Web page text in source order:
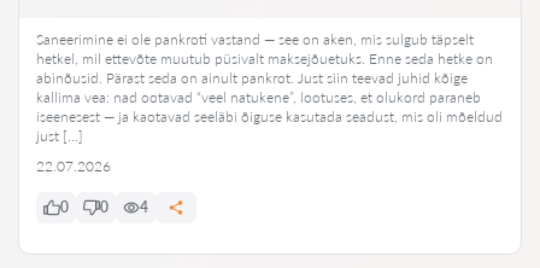
Saneerimine ei ole pankroti vastand — see on aken, mis sulgub täpselt
hetkel, mil ettevõte muutub püsivalt maksejõuetuks. Enne seda hetke on
abinõusid. Pärast seda on ainult pankrot. Just siin teevad juhid kõige
kallima vea: nad ootavad “veel natukene”, lootuses, et olukord paraneb
iseenesest — ja kaotavad seeläbi õiguse kasutada seadust, mis oli mõeldud
just […]
22.07.2026
0 0 4